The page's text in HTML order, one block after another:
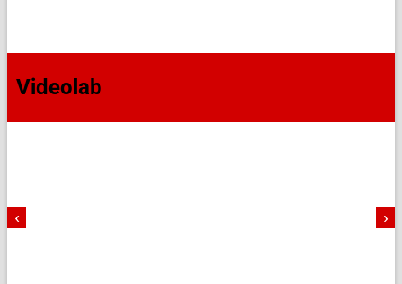
Videolab
‹ ›